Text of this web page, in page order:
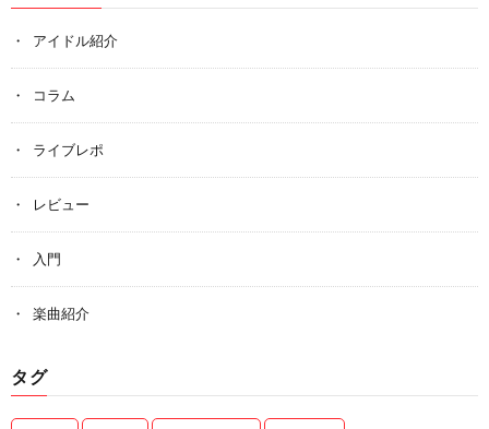
アイドル紹介
コラム
ライブレポ
レビュー
入門
楽曲紹介
タグ